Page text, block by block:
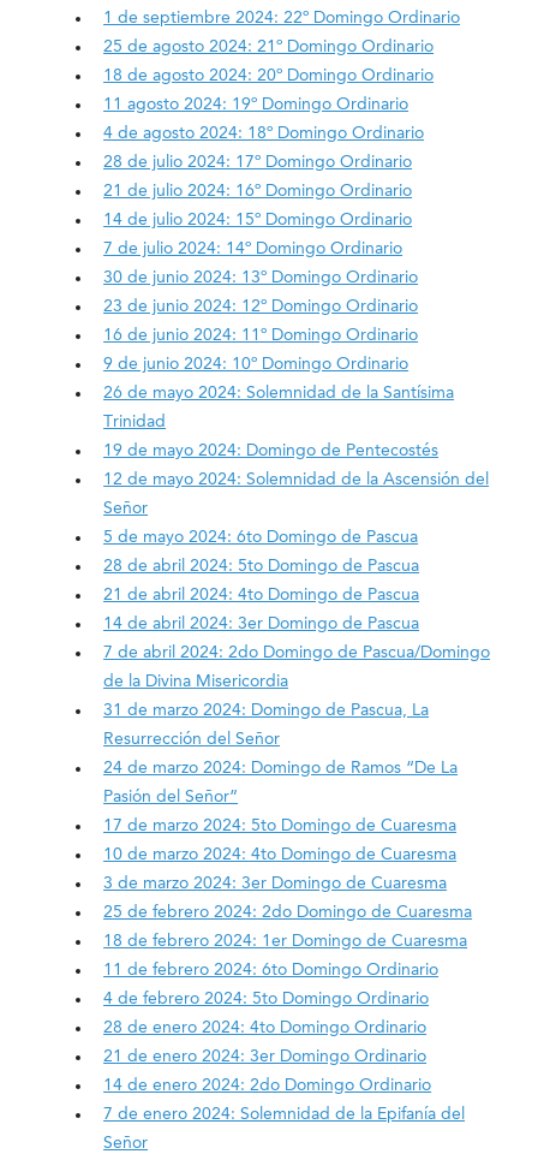
1 de septiembre 2024: 22º Domingo Ordinario
25 de agosto 2024: 21º Domingo Ordinario
18 de agosto 2024: 20º Domingo Ordinario
11 agosto 2024: 19º Domingo Ordinario
4 de agosto 2024: 18º Domingo Ordinario
28 de julio 2024: 17º Domingo Ordinario
21 de julio 2024: 16º Domingo Ordinario
14 de julio 2024: 15º Domingo Ordinario
7 de julio 2024: 14º Domingo Ordinario
30 de junio 2024: 13º Domingo Ordinario
23 de junio 2024: 12º Domingo Ordinario
16 de junio 2024: 11º Domingo Ordinario
9 de junio 2024: 10º Domingo Ordinario
26 de mayo 2024: Solemnidad de la Santísima
Trinidad
19 de mayo 2024: Domingo de Pentecostés
12 de mayo 2024: Solemnidad de la Ascensión del
Señor
5 de mayo 2024: 6to Domingo de Pascua
28 de abril 2024: 5to Domingo de Pascua
21 de abril 2024: 4to Domingo de Pascua
14 de abril 2024: 3er Domingo de Pascua
7 de abril 2024: 2do Domingo de Pascua/Domingo
de la Divina Misericordia
31 de marzo 2024: Domingo de Pascua, La
Resurrección del Señor
24 de marzo 2024: Domingo de Ramos “De La
Pasión del Señor”
17 de marzo 2024: 5to Domingo de Cuaresma
10 de marzo 2024: 4to Domingo de Cuaresma
3 de marzo 2024: 3er Domingo de Cuaresma
25 de febrero 2024: 2do Domingo de Cuaresma
18 de febrero 2024: 1er Domingo de Cuaresma
11 de febrero 2024: 6to Domingo Ordinario
4 de febrero 2024: 5to Domingo Ordinario
28 de enero 2024: 4to Domingo Ordinario
21 de enero 2024: 3er Domingo Ordinario
14 de enero 2024: 2do Domingo Ordinario
7 de enero 2024: Solemnidad de la Epifanía del
Señor